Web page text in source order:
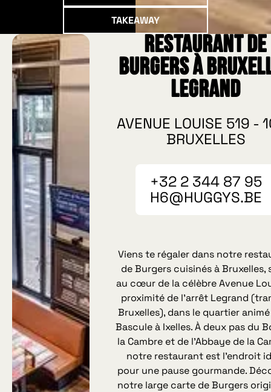
Takeaway
TAKEAWAY
Restaurant de
burgers à
Legrand
AVENUE LOUISE 519 -
BRUXELLES
+32 2 344 87 95‬
H6@HUGGYS.BE
Viens te régaler dans notre
de Burgers cuisinés à Bruxelles,
au cœur de la célèbre Avenue
proximité de l’arrêt Legrand
Bruxelles), dans le quartier
Bascule à Ixelles. À deux pas du
la Cambre et de l’Abbaye de la
notre restaurant est l’endroit
pour une pause gourmande.
notre large carte de Burgers